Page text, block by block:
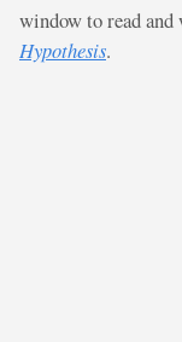
window to read
Hypothesis.